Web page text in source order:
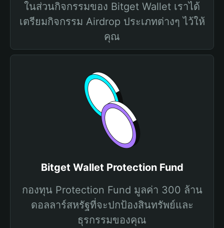
ในส่วนกิจกรรมของ Bitget Wallet เราได้
เตรียมกิจกรรม Airdrop ประเภทต่างๆ ไว้ให้
คุณ
Bitget Wallet Protection Fund
กองทุน Protection Fund มูลค่า 300 ล้าน
ดอลลาร์สหรัฐที่จะปกป้องสินทรัพย์และ
ธุรกรรมของคุณ